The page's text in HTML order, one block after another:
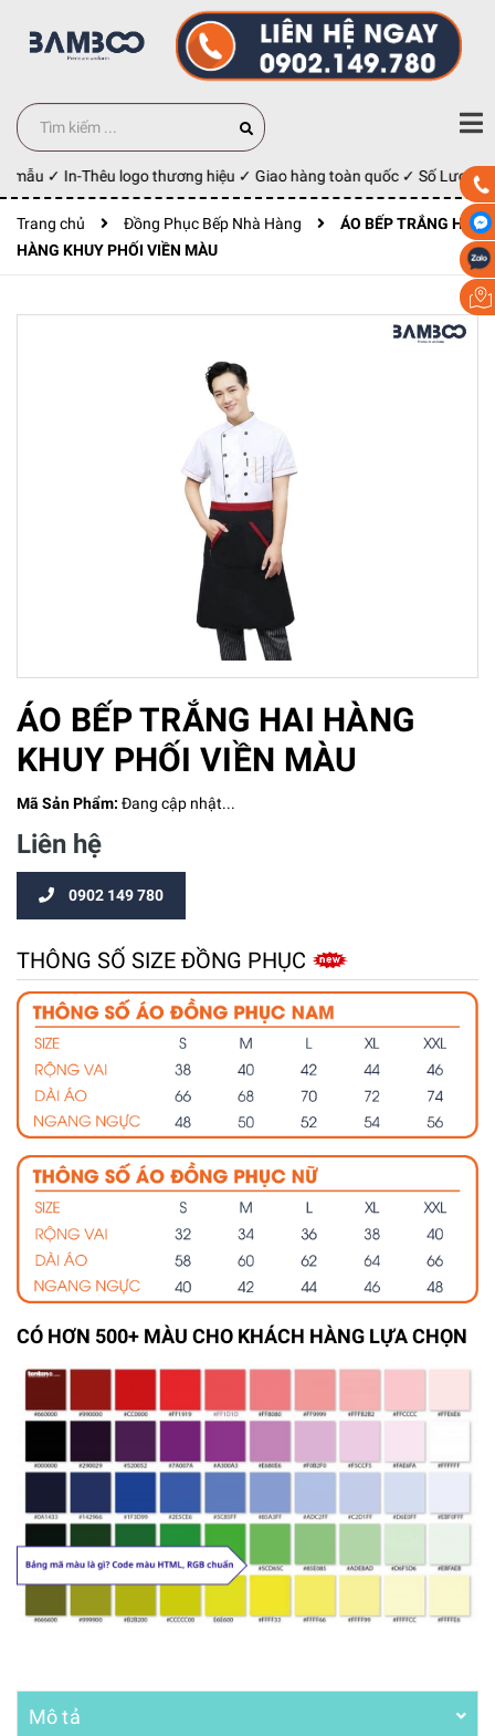
✓ In-Thêu logo thương hiệu ✓ Giao hàng toàn quốc ✓ Số Lượng
Trang chủ Đồng Phục Bếp Nhà Hàng
ÁO BẾP TRẮNG HAI
HÀNG KHUY PHỐI VIỀN MÀU
ÁO BẾP TRẮNG HAI HÀNG
KHUY PHỐI VIỀN MÀU
Mã Sản Phẩm: Đang cập nhật...
Liên hệ
0902 149 780
THÔNG SỐ SIZE ĐỒNG PHỤC
CÓ HƠN 500+ MÀU CHO KHÁCH HÀNG LỰA CHỌN
Mô tả